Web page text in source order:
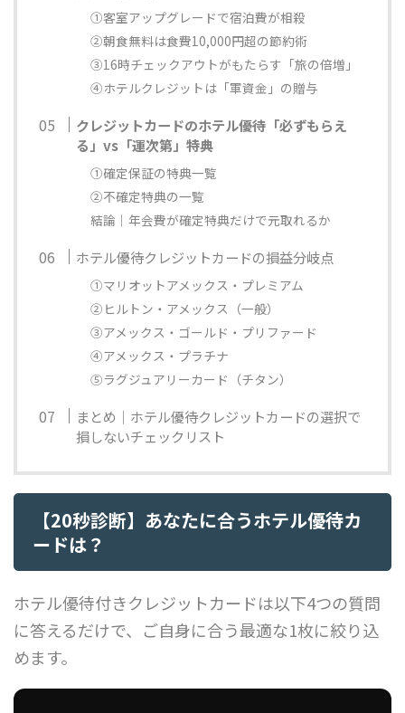
①客室アップグレードで宿泊費が相殺
②朝食無料は食費10,000円超の節約術
③16時チェックアウトがもたらす「旅の倍増」
④ホテルクレジットは「軍資金」の贈与
クレジットカードのホテル優待「必ずもらえ
る」vs「運次第」特典
①確定保証の特典一覧
②不確定特典の一覧
結論｜年会費が確定特典だけで元取れるか
ホテル優待クレジットカードの損益分岐点
①マリオットアメックス・プレミアム
②ヒルトン・アメックス（一般）
③アメックス・ゴールド・プリファード
④アメックス・プラチナ
⑤ラグジュアリーカード（チタン）
まとめ｜ホテル優待クレジットカードの選択で
損しないチェックリスト
【20秒診断】あなたに合うホテル優待カ
ードは？
ホテル優待付きクレジットカードは以下4つの質問
に答えるだけで、ご自身に合う最適な1枚に絞り込
めます。